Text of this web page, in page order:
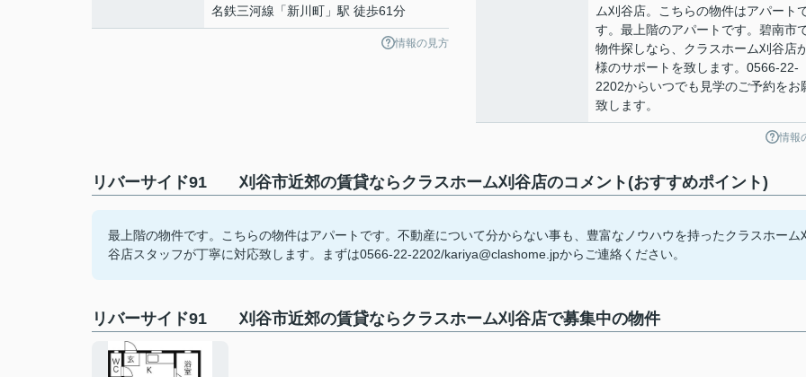
名鉄三河線 「新川町 」駅 徒歩61分
情報の見方
ム刈谷店。こちらの物件はアパート
す。最上階のアパートです。碧南市
物件探しなら、クラスホーム刈谷店
様のサポートを致します。0566-22-
2202からいつでも見学のご予約をお
致します。
情報
リバーサイド91 刈谷市近郊の賃貸ならクラスホーム刈谷店のコメント(おすすめポイント)
最上階の物件です。こちらの物件はアパートです。不動産について分からない事も、豊富なノウハウを持ったクラスホーム
谷店スタッフが丁寧に対応致します。まずは0566-22-2202/kariya@clashome.jpからご連絡ください。
リバーサイド91 刈谷市近郊の賃貸ならクラスホーム刈谷店で募集中の物件